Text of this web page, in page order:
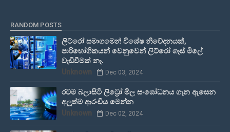
RANDOM POSTS
ලිට්රෝ සමාගමෙන් විශේෂ නිවේදනයක්,
පාරිභෝගිකයන් වෙනුවෙන් ලිට්රෝ ගෑස් මිලේ
වැඩිවීමක් නෑ.
Unknown Dec 03, 2024
රටම බලාසිටි ලිට්‍රෝ මිල සංශෝධනය ගැන ඇසෙන
අලුත්ම ආරංචිය මෙන්න
Unknown Dec 02, 2024